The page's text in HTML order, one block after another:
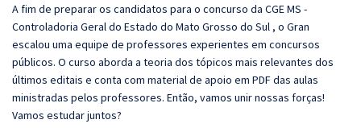
A fim de preparar os candidatos para o concurso da CGE MS -
Controladoria Geral do Estado do Mato Grosso do Sul , o Gran
escalou uma equipe de professores experientes em concursos
públicos. O curso aborda a teoria dos tópicos mais relevantes dos
últimos editais e conta com material de apoio em PDF das aulas
ministradas pelos professores. Então, vamos unir nossas forças!
Vamos estudar juntos?